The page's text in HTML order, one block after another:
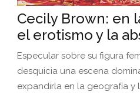
Cecily Brown: en
el erotismo y la
Especular sobre su figura
desquicia una escena
expandirla en la geografía y